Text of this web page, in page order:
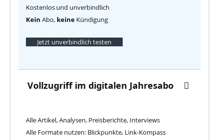
Kostenlos und unverbindlich
Kein Abo, keine Kündigung
Jetzt unverbindlich testen
Vollzugriff im digitalen Jahresabo
Alle Artikel, Analysen, Preisberichte, Interviews
Alle Formate nutzen: Blickpunkte, Link-Kompass